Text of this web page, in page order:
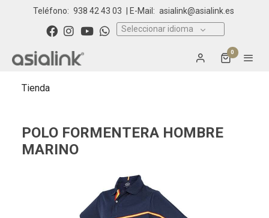
Teléfono: 938 42 43 03 | E-Mail: asialink@asialink.es
Seleccionar idioma
0
Tienda
POLO FORMENTERA HOMBRE
MARINO